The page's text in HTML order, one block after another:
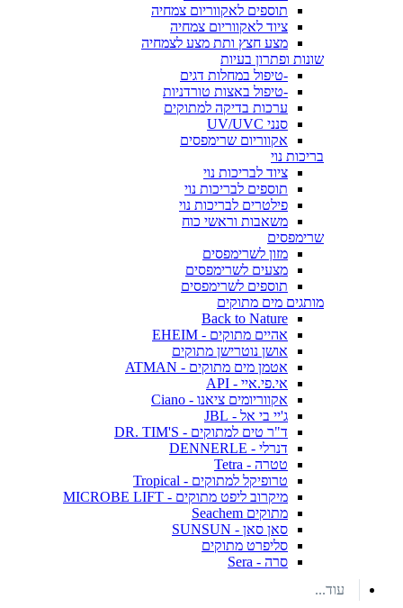
תוספים לאקווריום צמחיה
ציוד לאקווריום צמחיה
מצע חצץ ותת מצע לצמחיה
שונות ופתרון בעיות
-טיפול במחלות דגים
-טיפול באצות טורדניות
ערכות בדיקה למתוקים
סנני UV/UVC
אקווריום שרימפסים
בריכות נוי
ציוד לבריכות נוי
תוספים לבריכות נוי
פילטרים לבריכות נוי
משאבות וראשי כוח
שרימפסים
מזון לשרימפסים
מצעים לשרימפסים
תוספים לשרימפסים
מותגים מים מתוקים
Back to Nature
אהיים מתוקים - EHEIM
אושן נוטרישן מתוקים
אטמן מים מתוקים - ATMAN
אי.פי.איי - API
אקווריומים ציאנו - Ciano
ג'יי בי אל - JBL
ד"ר טים למתוקים - DR. TIM'S
דנרלי - DENNERLE
טטרה - Tetra
טרופיקל למתוקים - Tropical
מיקרוב ליפט מתוקים - MICROBE LIFT
מתוקים Seachem
סאן סאן - SUNSUN
סליפרט מתוקים
סרה - Sera
עוד...